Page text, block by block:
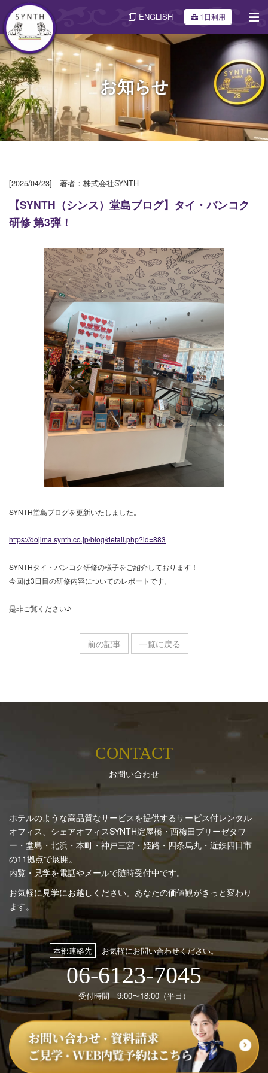
ENGLISH 1日利用
お知らせ
[2025/04/23] 著者：株式会社SYNTH
【SYNTH（シンス）堂島ブログ】タイ・バンコク
研修 第3弾！
SYNTH堂島ブログを更新いたしました。
https://dojima.synth.co.jp/blog/detail.php?id=883
SYNTHタイ・バンコク研修の様子をご紹介しております！
今回は3日目の研修内容についてのレポートです。
是非ご覧ください♪
前の記事 一覧に戻る
CONTACT
お問い合わせ
ホテルのような高品質なサービスを提供するサービス付レンタル
オフィス、シェアオフィスSYNTH淀屋橋・西梅田ブリーゼタワ
ー・堂島・北浜・本町・神戸三宮・姫路・四条烏丸・近鉄四日市
の11拠点で展開。
内覧・見学を電話やメールで随時受付中です。
お気軽に見学にお越しください。あなたの価値観がきっと変わり
ます。
本部連絡先 お気軽にお問い合わせください。
06-6123-7045
受付時間 9:00〜18:00（平日）